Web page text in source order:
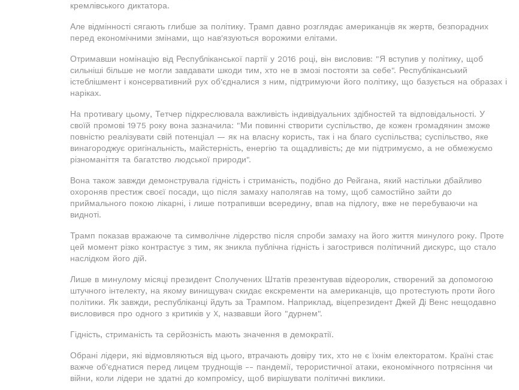
кремлівського диктатора.
Але відмінності сягають глибше за політику. Трамп давно розглядає американців як жертв, безпорадних
перед економічними змінами, що нав'язуються ворожими елітами.
Отримавши номінацію від Республіканської партії у 2016 році, він висловив: "Я вступив у політику, щоб
сильніші більше не могли завдавати шкоди тим, хто не в змозі постояти за себе". Республіканський
істеблішмент і консервативний рух об'єдналися з ним, підтримуючи його політику, що базується на образах і
наріках.
На противагу цьому, Тетчер підкреслювала важливість індивідуальних здібностей та відповідальності. У
своїй промові 1975 року вона зазначила: "Ми повинні створити суспільство, де кожен громадянин зможе
повністю реалізувати свій потенціал — як на власну користь, так і на благо суспільства; суспільство, яке
винагороджує оригінальність, майстерність, енергію та ощадливість; де ми підтримуємо, а не обмежуємо
різноманіття та багатство людської природи".
Вона також завжди демонструвала гідність і стриманість, подібно до Рейгана, який настільки дбайливо
охороняв престиж своєї посади, що після замаху наполягав на тому, щоб самостійно зайти до
приймального покою лікарні, і лише потрапивши всередину, впав на підлогу, вже не перебуваючи на
видноті.
Трамп показав вражаюче та символічне лідерство після спроби замаху на його життя минулого року. Проте
цей момент різко контрастує з тим, як зникла публічна гідність і загострився політичний дискурс, що стало
наслідком його дій.
Лише в минулому місяці президент Сполучених Штатів презентував відеоролик, створений за допомогою
штучного інтелекту, на якому винищувач скидає екскременти на американців, що протестують проти його
політики. Як завжди, республіканці йдуть за Трампом. Наприклад, віцепрезидент Джей Ді Венс нещодавно
висловився про одного з критиків у X, назвавши його "дурнем".
Гідність, стриманість та серйозність мають значення в демократії.
Обрані лідери, які відмовляються від цього, втрачають довіру тих, хто не є їхнім електоратом. Країні стає
важче об'єднатися перед лицем труднощів -- пандемії, терористичної атаки, економічного потрясіння чи
війни, коли лідери не здатні до компромісу, щоб вирішувати політичні виклики.